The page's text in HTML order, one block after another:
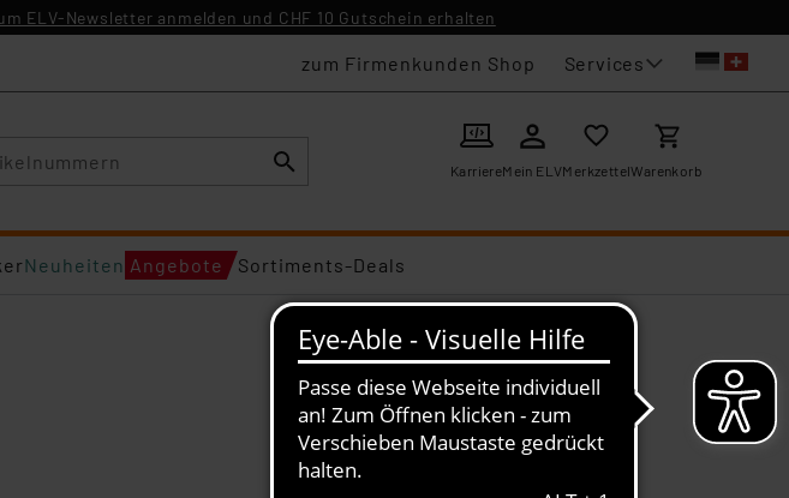
ELV-Newsletter anmelden und CHF 10 Gutschein erhalten
zum Firmenkunden Shop Services
KarriereMein ELVMerkzettelWarenkorb
Neuheiten Angebote Sortiments-Deals